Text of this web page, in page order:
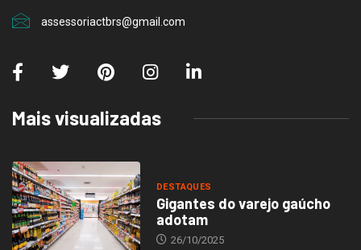
assessoriactbrs@gmail.com
Mais visualizadas
DESTAQUES
Gigantes do varejo gaúcho
adotam
26/10/2025